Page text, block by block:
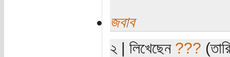
জবাব
২ | লিখেছেন ???